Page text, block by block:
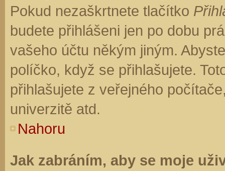
Pokud nezaškrtnete tlačítko
budete přihlášeni jen po dobu
vašeho účtu někým jiným.
políčko, když se přihlašujete.
přihlašujete z veřejného
univerzitě atd.
Nahoru
Jak zabráním, aby se moje